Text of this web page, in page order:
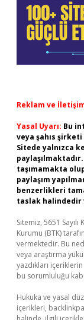
Reklam ve
Yasal Uyarı: Bu
veya şahıs
Sitede yalnızca
taşımamakta
paylaşım
benzerlikleri
taslak halindedir
Sitemiz, 5651
Kurumu (BTK)
vermektedir. Bu
veya araştırma
yazdıkları
bu sorumluluğu
Hukuka ve yasal
içerikleri,